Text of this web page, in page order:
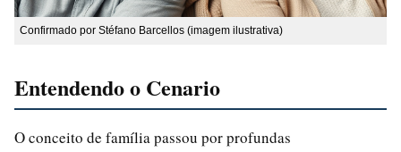
Confirmado por Stéfano Barcellos (imagem ilustrativa)
Entendendo o Cenario
O conceito de família passou por profundas